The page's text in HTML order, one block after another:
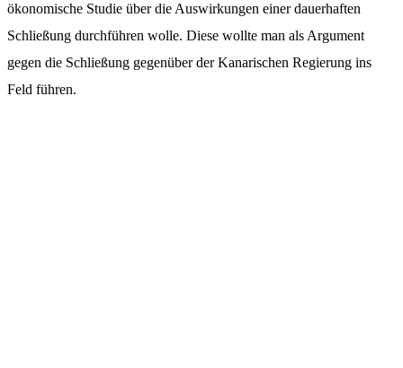
ökonomische Studie über die Auswirkungen einer dauerhaften
Schließung durchführen wolle. Diese wollte man als Argument
gegen die Schließung gegenüber der Kanarischen Regierung ins
Feld führen.